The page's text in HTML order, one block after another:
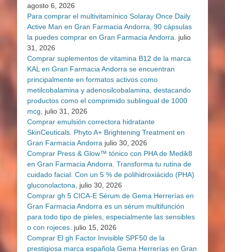
agosto 6, 2026
Para comprar el multivitamínico Solaray Once Daily
Active Man en Gran Farmacia Andorra, 90 cápsulas
la puedes comprar en Gran Farmacia Andorra.
julio
31, 2026
Comprar suplementos de vitamina B12 de la marca
KAL en Gran Farmacia Andorra se encuentran
principalmente en formatos activos como
metilcobalamina y adenosilcobalamina, destacando
productos como el comprimido sublingual de 1000
mcg,
julio 31, 2026
Comprar emulsión correctora hidratante
SkinCeuticals. Phyto A+ Brightening Treatment en
Gran Farmacia Andorra julio 30, 2026
Comprar Press & Glow™ tónico con PHA de Medik8
en Gran Farmacia Andorra. Transforma tu rutina de
cuidado facial. Con un 5 % de polihidroxiácido (PHA)
gluconolactona,
julio 30, 2026
Comprar gh 5 CICA-E Sérum de Gema Herrerías en
Gran Farmacia Andorra es un sérum multifunción
para todo tipo de pieles, especialmente las sensibles
o con rojeces. julio 15, 2026
Comprar El gh Factor Invisible SPF50 de la
prestigiosa marca española Gema Herrerías en Gran